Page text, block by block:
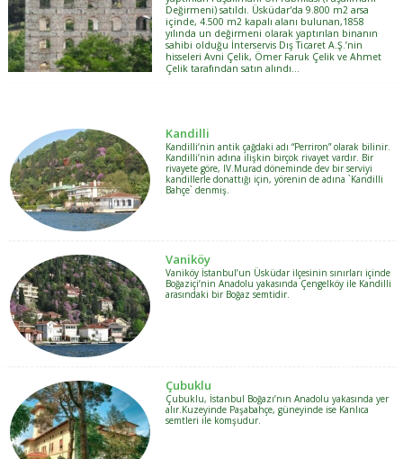
Değirmeni) satıldı. Üsküdar'da 9.800 m2 arsa
içinde, 4.500 m2 kapalı alanı bulunan,1858
yılında un değirmeni olarak yaptırılan binanın
sahibi olduğu İnterservis Dış Ticaret A.Ş.’nin
hisseleri Avni Çelik, Ömer Faruk Çelik ve Ahmet
Çelik tarafından satın alındı…
Kandilli
Kandilli‘nin antik çağdaki adı “Perriron” olarak bilinir.
Kandilli’nin adına ilişkin birçok rivayet vardır. Bir
rivayete göre, IV.Murad döneminde dev bir serviyi
kandillerle donattığı için, yörenin de adına `Kandilli
Bahçe` denmiş.
Vaniköy
Vaniköy İstanbul’un Üsküdar ilçesinin sınırları içinde
Boğaziçi’nin Anadolu yakasında Çengelköy ile Kandilli
arasındaki bir Boğaz semtidir.
Çubuklu
Çubuklu, İstanbul Boğazı’nın Anadolu yakasında yer
alır.Kuzeyinde Paşabahçe, güneyinde ise Kanlıca
semtleri ile komşudur.